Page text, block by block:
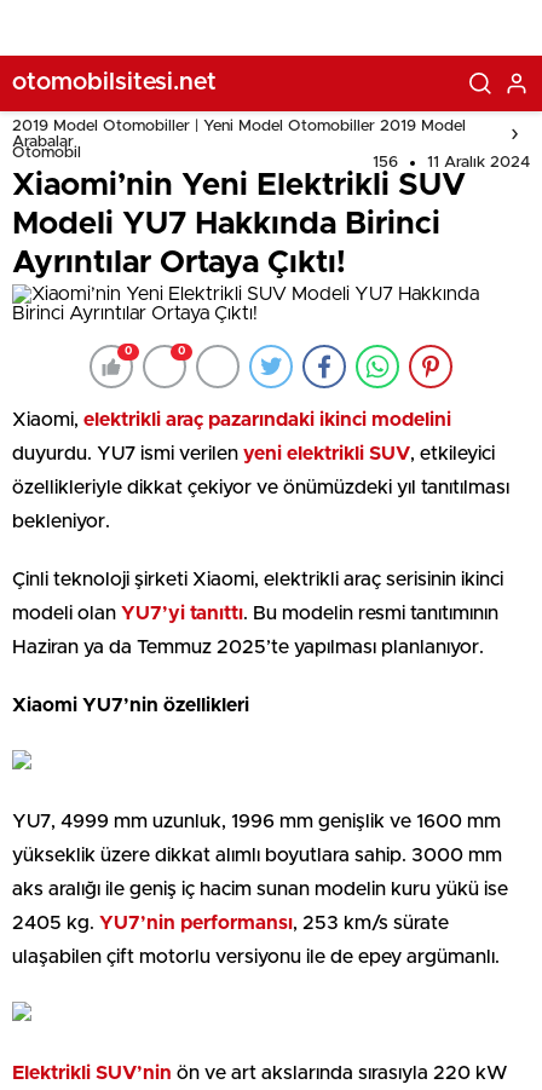
otomobilsitesi.net
2019 Model Otomobiller | Yeni Model Otomobiller 2019 Model
Arabalar
Otomobil
156 11 Aralık 2024
Xiaomi’nin Yeni Elektrikli SUV
Modeli YU7 Hakkında Birinci
Ayrıntılar Ortaya Çıktı!
0 0
Xiaomi, elektrikli araç pazarındaki ikinci modelini
duyurdu. YU7 ismi verilen yeni elektrikli SUV, etkileyici
özellikleriyle dikkat çekiyor ve önümüzdeki yıl tanıtılması
bekleniyor.
Çinli teknoloji şirketi Xiaomi, elektrikli araç serisinin ikinci
modeli olan YU7’yi tanıttı. Bu modelin resmi tanıtımının
Haziran ya da Temmuz 2025’te yapılması planlanıyor.
Xiaomi YU7’nin özellikleri
YU7, 4999 mm uzunluk, 1996 mm genişlik ve 1600 mm
yükseklik üzere dikkat alımlı boyutlara sahip. 3000 mm
aks aralığı ile geniş iç hacim sunan modelin kuru yükü ise
2405 kg. YU7’nin performansı, 253 km/s sürate
ulaşabilen çift motorlu versiyonu ile de epey argümanlı.
Elektrikli SUV’nin ön ve art akslarında sırasıyla 220 kW